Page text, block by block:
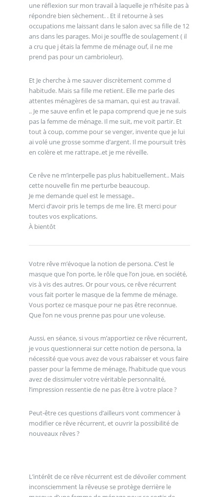
une réflexion sur mon travail à laquelle je n’hésite pas à
répondre bien sèchement. . Et il retourne à ses
occupations me laissant dans le salon avec sa fille de 12
ans dans les parages. Moi je souffle de soulagement ( il
a cru que j étais la femme de ménage ouf, il ne me
prend pas pour un cambrioleur).
Et Je cherche à me sauver discrètement comme d
habitude. Mais sa fille me retient. Elle me parle des
attentes ménagères de sa maman, qui est au travail.
.. Je me sauve enfin et le papa comprend que je ne suis
pas la femme de ménage. Il me suit, me voit partir. Et
tout à coup, comme pour se venger, invente que je lui
ai volé une grosse somme d’argent. Il me poursuit très
en colère et me rattrape..et je me réveille.
Ce rêve ne m’interpelle pas plus habituellement.. Mais
cette nouvelle fin me perturbe beaucoup.
Je me demande quel est le message..
Merci d’avoir pris le temps de me lire. Et merci pour
toutes vos explications.
À bientôt
Votre rêve m’évoque la notion de persona. C’est le
masque que l’on porte, le rôle que l’on joue, en société,
vis à vis des autres. Or pour vous, ce rêve récurrent
vous fait porter le masque de la femme de ménage.
Vous portez ce masque pour ne pas être reconnue.
Que l’on ne vous prenne pas pour une voleuse.
Aussi, en séance, si vous m’apportiez ce rêve récurrent,
je vous questionnerai sur cette notion de persona, la
nécessité que vous avez de vous rabaisser et vous faire
passer pour la femme de ménage, l’habitude que vous
avez de dissimuler votre véritable personnalité,
l’impression ressentie de ne pas être à votre place ?
Peut-être ces questions d’ailleurs vont commencer à
modifier ce rêve récurrent, et ouvrir la possibilité de
nouveaux rêves ?
L’intérêt de ce rêve récurrent est de dévoiler comment
inconsciemment la rêveuse se protège derrière le